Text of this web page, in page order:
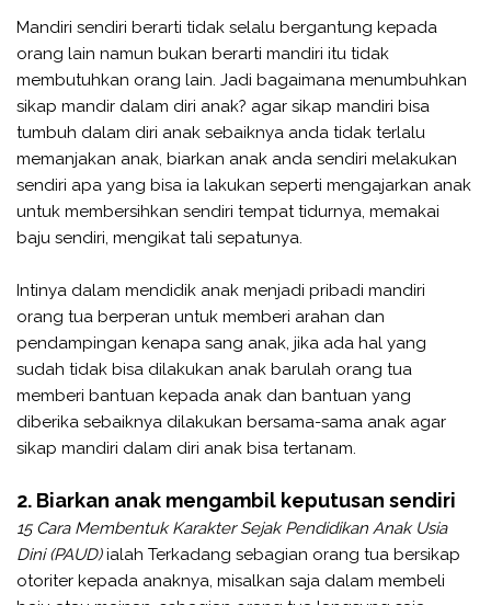
Mandiri sendiri berarti tidak selalu bergantung kepada
orang lain namun bukan berarti mandiri itu tidak
membutuhkan orang lain. Jadi bagaimana menumbuhkan
sikap mandir dalam diri anak? agar sikap mandiri bisa
tumbuh dalam diri anak sebaiknya anda tidak terlalu
memanjakan anak, biarkan anak anda sendiri melakukan
sendiri apa yang bisa ia lakukan seperti mengajarkan anak
untuk membersihkan sendiri tempat tidurnya, memakai
baju sendiri, mengikat tali sepatunya.
Intinya dalam mendidik anak menjadi pribadi mandiri
orang tua berperan untuk memberi arahan dan
pendampingan kenapa sang anak, jika ada hal yang
sudah tidak bisa dilakukan anak barulah orang tua
memberi bantuan kepada anak dan bantuan yang
diberika sebaiknya dilakukan bersama-sama anak agar
sikap mandiri dalam diri anak bisa tertanam.
2. Biarkan anak mengambil keputusan sendiri
15 Cara Membentuk Karakter Sejak Pendidikan Anak Usia
Dini (PAUD)ialah Terkadang sebagian orang tua bersikap
otoriter kepada anaknya, misalkan saja dalam membeli